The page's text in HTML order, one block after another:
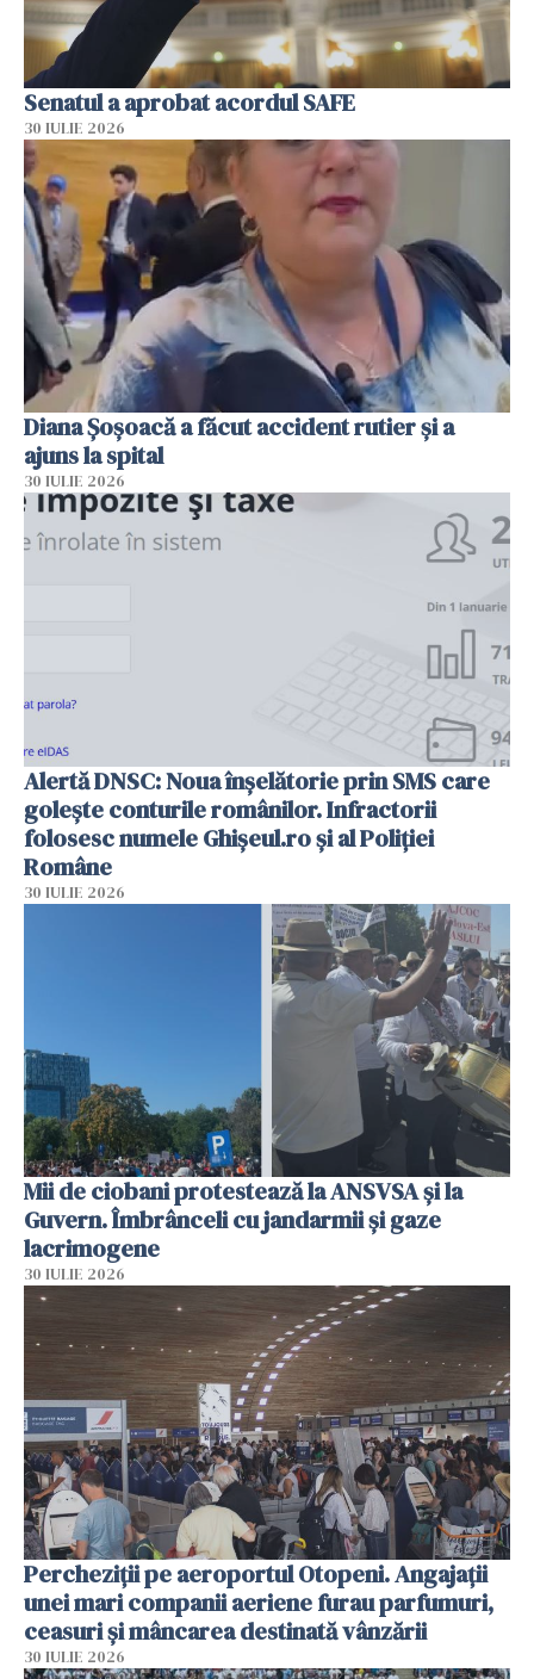
Senatul a aprobat acordul SAFE
30 IULIE 2026
Diana Șoșoacă a făcut accident rutier și a
ajuns la spital
30 IULIE 2026
Alertă DNSC: Noua înșelătorie prin SMS care
golește conturile românilor. Infractorii
folosesc numele Ghișeul.ro și al Poliției
Române
30 IULIE 2026
Mii de ciobani protestează la ANSVSA și la
Guvern. Îmbrânceli cu jandarmii și gaze
lacrimogene
30 IULIE 2026
Percheziții pe aeroportul Otopeni. Angajații
unei mari companii aeriene furau parfumuri,
ceasuri și mâncarea destinată vânzării
30 IULIE 2026